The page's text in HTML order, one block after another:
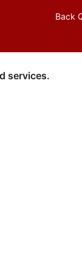
Back
services.